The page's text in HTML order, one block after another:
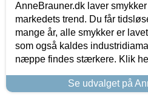
AnneBrauner.dk laver
markedets trend. Du får
mange år, alle smykker er
som også kaldes
næppe findes stærkere. Klik
Se udvalget på